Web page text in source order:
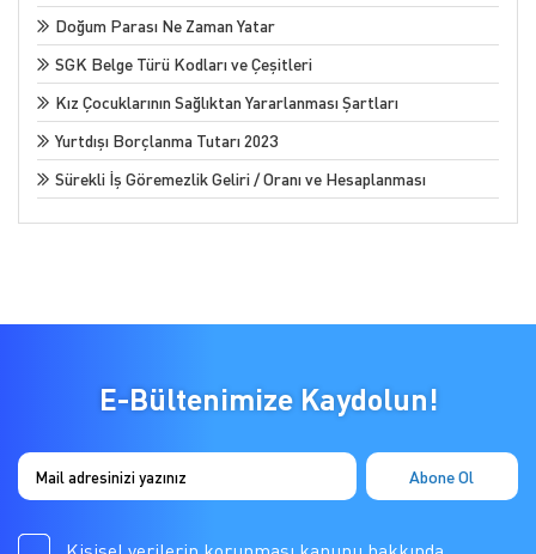
Doğum Parası Ne Zaman Yatar
SGK Belge Türü Kodları ve Çeşitleri
Kız Çocuklarının Sağlıktan Yararlanması Şartları
Yurtdışı Borçlanma Tutarı 2023
Sürekli İş Göremezlik Geliri / Oranı ve Hesaplanması
E-Bültenimize Kaydolun!